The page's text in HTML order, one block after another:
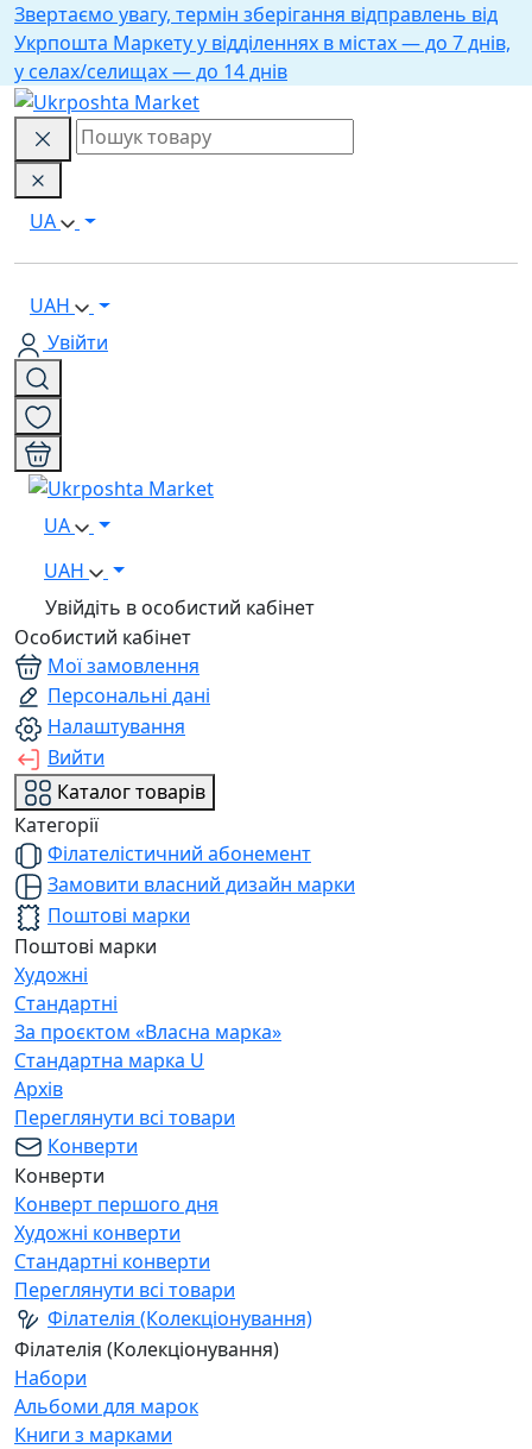
Звертаємо увагу, термін зберігання відправлень від
Укрпошта Маркету у відділеннях в містах — до 7 днів,
у селах/селищах — до 14 днів
UA
UAH
Увійти
UA
UAH
Увійдіть в особистий кабінет
Особистий кабінет
Мої замовлення
Персональні дані
Налаштування
Вийти
Каталог товарів
Категорії
Філателістичний абонемент
Замовити власний дизайн марки
Поштові марки
Поштові марки
Художні
Стандартні
За проєктом «Власна марка»
Стандартна марка U
Архів
Переглянути всі товари
Конверти
Конверти
Конверт першого дня
Художні конверти
Стандартні конверти
Переглянути всі товари
Філателія (Колекціонування)
Філателія (Колекціонування)
Набори
Альбоми для марок
Книги з марками